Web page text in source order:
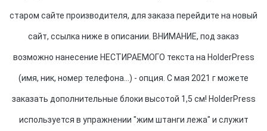
старом сайте производителя, для заказа перейдите на новый
сайт, ссылка ниже в описании. ВНИМАНИЕ, под заказ
возможно нанесение НЕСТИРАЕМОГО текста на HolderPress
(имя, ник, номер телефона...) - опция. С мая 2021 г можете
заказать дополнительные блоки высотой 1,5 см! HolderPress
используется в упражнении "жим штанги лежа" и служит